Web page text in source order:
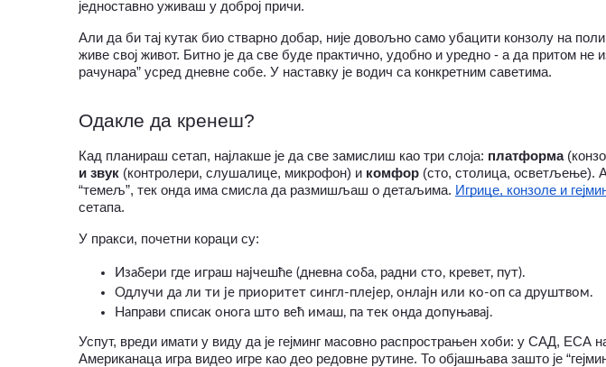
једноставно уживаш у доброј причи.
Али да би тај кутак био стварно добар, није довољно само убацити конзолу на
живе свој живот. Битно је да све буде практично, удобно и уредно - а да притом не
рачунара” усред дневне собе. У наставку је водич са конкретним саветима.
Одакле да кренеш?
Кад планираш сетап, најлакше је да све замислиш као три слоја: платформа
и звук (контролери, слушалице, микрофон) и комфор (сто, столица, осветљење).
“темељ”, тек онда има смисла да размишљаш о детаљима. Игрице, конзоле и
сетапа.
У пракси, почетни кораци су:
Изабери где играш најчешће (дневна соба, радни сто, кревет, пут).
Одлучи да ли ти је приоритет сингл-плејер, онлајн или ко-оп са друштвом.
Направи списак онога што већ имаш, па тек онда допуњавај.
Успут, вреди имати у виду да је гејминг масовно распрострањен хоби: у САД, ЕСА
Американаца игра видео игре као део редовне рутине. То објашњава зашто је